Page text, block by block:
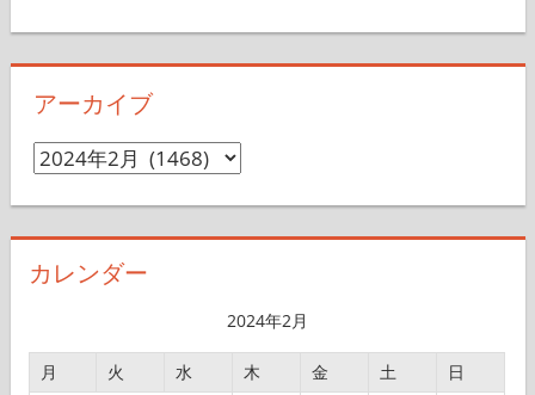
アーカイブ
ア
イ
カレンダー
2024年2月
月 火 水 木 金 土
日